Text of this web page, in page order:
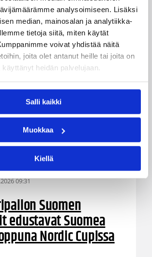
analysoimiseen. Lisäksi
median, mainosalan ja analytiikka-
tietoja siitä, miten käytät
voivat yhdistää näitä
joita olet antanut heille tai joita on
heidän palvelujaan.
Salli kaikki
Muokkaa
Kiellä
lähestyvät. Susijengin MM-
Ruotsia vastaan on
jäljellä kourallinen vierekkäisiä
09:31
Suomen
edustavat Suomea
Nordic Cupissa